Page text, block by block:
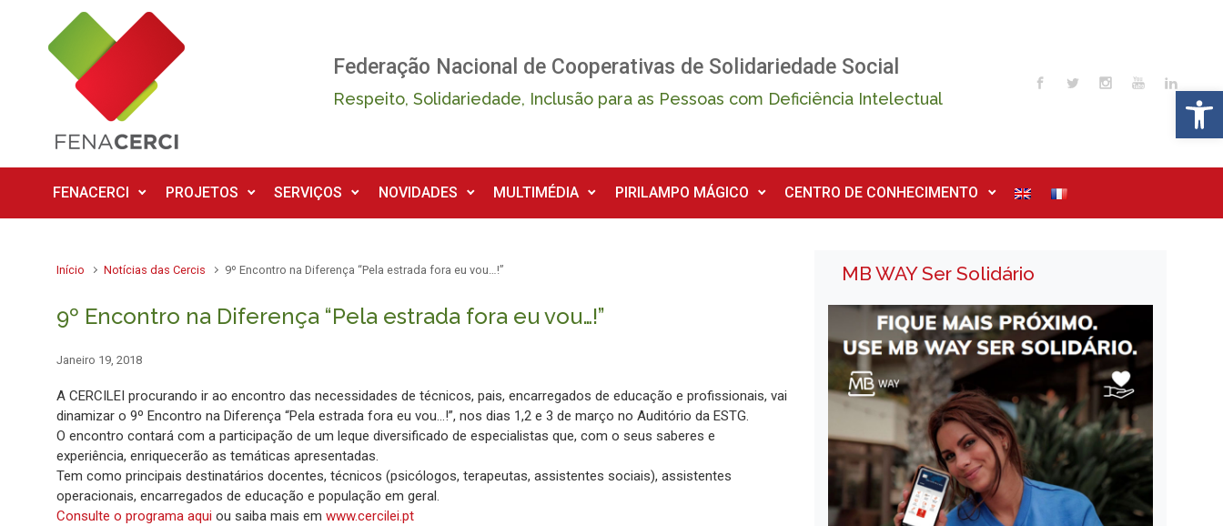
Skip to main content
Federação Nacional de Cooperativas de Solidariedade Social
Respeito, Solidariedade, Inclusão para as Pessoas com Deficiência Intelectual
FENACERCI PROJETOS SERVIÇOS NOVIDADES MULTIMÉDIA PIRILAMPO MÁGICO CENTRO DE CONHECIMENTO
Início Notícias das Cercis 9º Encontro na Diferença “Pela estrada fora eu vou…!”
9º Encontro na Diferença “Pela estrada fora eu vou…!”
Janeiro 19, 2018
A CERCILEI procurando ir ao encontro das necessidades de técnicos, pais, encarregados de educação e profissionais, vai
dinamizar o 9º Encontro na Diferença “Pela estrada fora eu vou…!”, nos dias 1,2 e 3 de março no Auditório da ESTG.
O encontro contará com a participação de um leque diversificado de especialistas que, com o seus saberes e
experiência, enriquecerão as temáticas apresentadas.
Tem como principais destinatários docentes, técnicos (psicólogos, terapeutas, assistentes sociais), assistentes
operacionais, encarregados de educação e população em geral.
Consulte o programa aqui ou saiba mais em www.cercilei.pt
MB WAY Ser Solidário